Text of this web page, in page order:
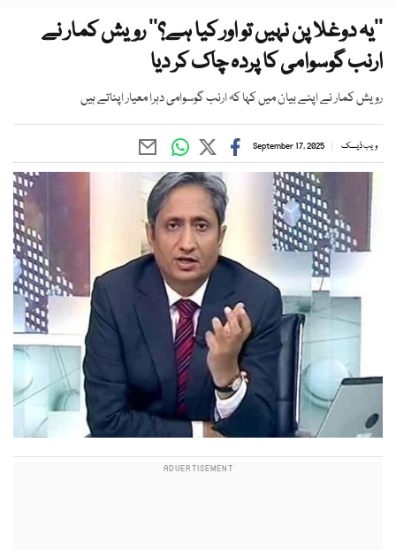
’’یہ دوغلا پن نہیں تو اور کیا ہے؟‘‘ رویش کمار نے
ارنب گوسوامی کا پردہ چاک کر دیا
رویش کمار نے اپنے بیان میں کہا کہ ارنب گوسوامی دہرا معیار اپناتے ہیں
ویب ڈیسک September 17, 2025